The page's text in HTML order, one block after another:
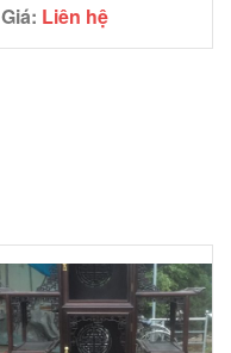
Giá: Liên hệ